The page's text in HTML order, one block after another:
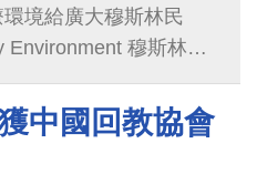
境給廣大穆斯林民
Environment 穆斯林友
中國回教協會